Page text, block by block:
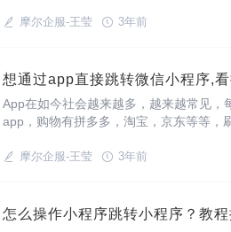
摩尔企服-王莹 3年前
想通过app直接跳转微信小程序,
App在如今社会越来越多，越来越常见
app，购物有拼多多，淘宝，京东等等，
摩尔企服-王莹 3年前
怎么操作小程序跳转小程序？教